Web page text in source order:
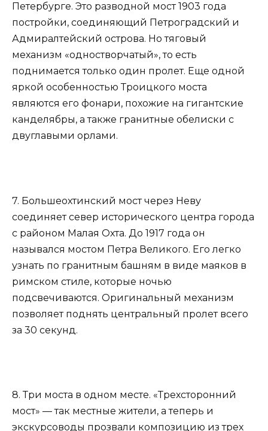
Петербурге. Это разводной мост 1903 года
постройки, соединяющий Петроградский и
Адмиралтейский острова. Но тяговый
механизм «одностворчатый», то есть
поднимается только один пролет. Еще одной
яркой особенностью Троицкого моста
являются его фонари, похожие на гигантские
канделябры, а также гранитные обелиски с
двуглавыми орлами.
7. Большеохтинский мост через Неву
соединяет север исторического центра города
с районом Малая Охта. До 1917 года он
назывался мостом Петра Великого. Его легко
узнать по гранитным башням в виде маяков в
римском стиле, которые ночью
подсвечиваются. Оригинальный механизм
позволяет поднять центральный пролет всего
за 30 секунд.
8. Три моста в одном месте. «Трехсторонний
мост» — так местные жители, а теперь и
экскурсоводы прозвали композицию из трех